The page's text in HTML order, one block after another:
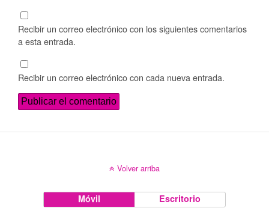
Recibir un correo electrónico con los siguientes comentarios
a esta entrada.
Recibir un correo electrónico con cada nueva entrada.
Volver arriba
Móvil Escritorio